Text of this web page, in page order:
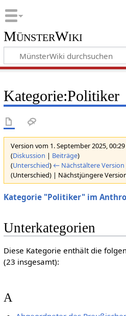
MünsterWiki
Kategorie:Politiker
Version vom 1. September 2025,
(Diskussion | Beiträge)
(Unterschied) ← Nächstältere Version
(Unterschied) | Nächstjüngere
Kategorie "Politiker" im
Unterkategorien
Diese Kategorie enthält die
(23 insgesamt):
A